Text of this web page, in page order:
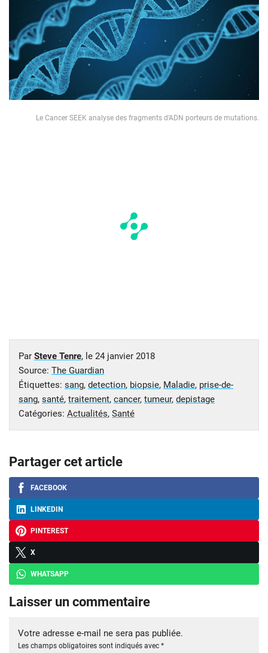
Le Cancer SEEK analyse des fragments d’ADN porteurs de mutations.
Par Steve Tenre, le 24 janvier 2018
Source: The Guardian
Étiquettes: sang, detection, biopsie, Maladie, prise-de-
sang, santé, traitement, cancer, tumeur, depistage
Catégories: Actualités, Santé
Partager cet article
FACEBOOK
LINKEDIN
PINTEREST
X
WHATSAPP
Laisser un commentaire
Votre adresse e-mail ne sera pas publiée.
Les champs obligatoires sont indiqués avec *